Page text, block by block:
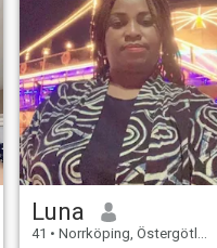
Luna
41 • Norrköping, Östergötland, Suecia